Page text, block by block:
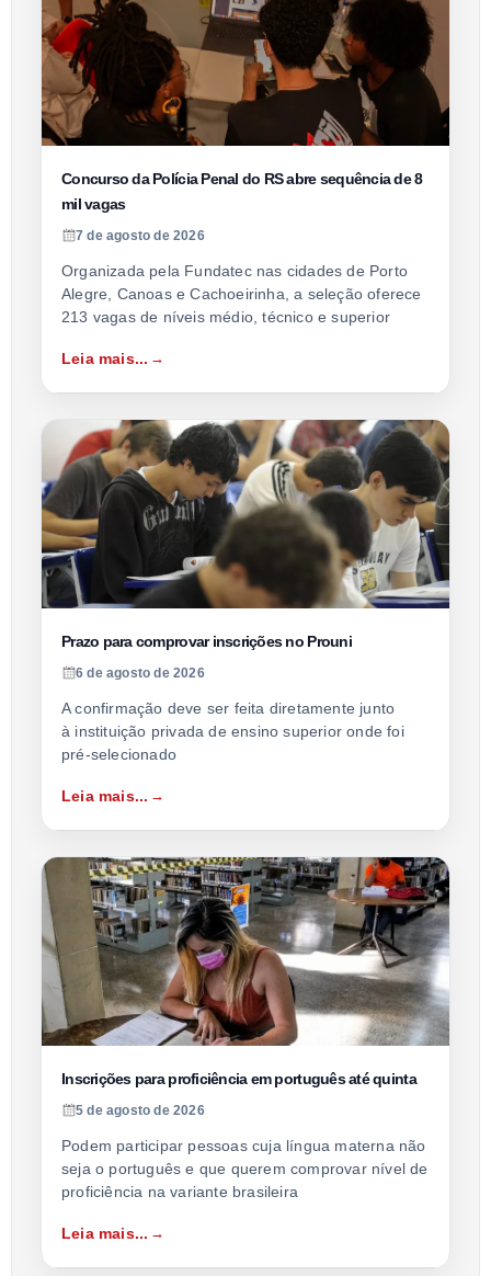
Concurso da Polícia Penal do RS abre sequência de 8
mil vagas
7 de agosto de 2026
Organizada pela Fundatec nas cidades de Porto
Alegre, Canoas e Cachoeirinha, a seleção oferece
213 vagas de níveis médio, técnico e superior
Leia mais...
Prazo para comprovar inscrições no Prouni
6 de agosto de 2026
A confirmação deve ser feita diretamente junto
à instituição privada de ensino superior onde foi
pré-selecionado
Leia mais...
Inscrições para proficiência em português até quinta
5 de agosto de 2026
Podem participar pessoas cuja língua materna não
seja o português e que querem comprovar nível de
proficiência na variante brasileira
Leia mais...